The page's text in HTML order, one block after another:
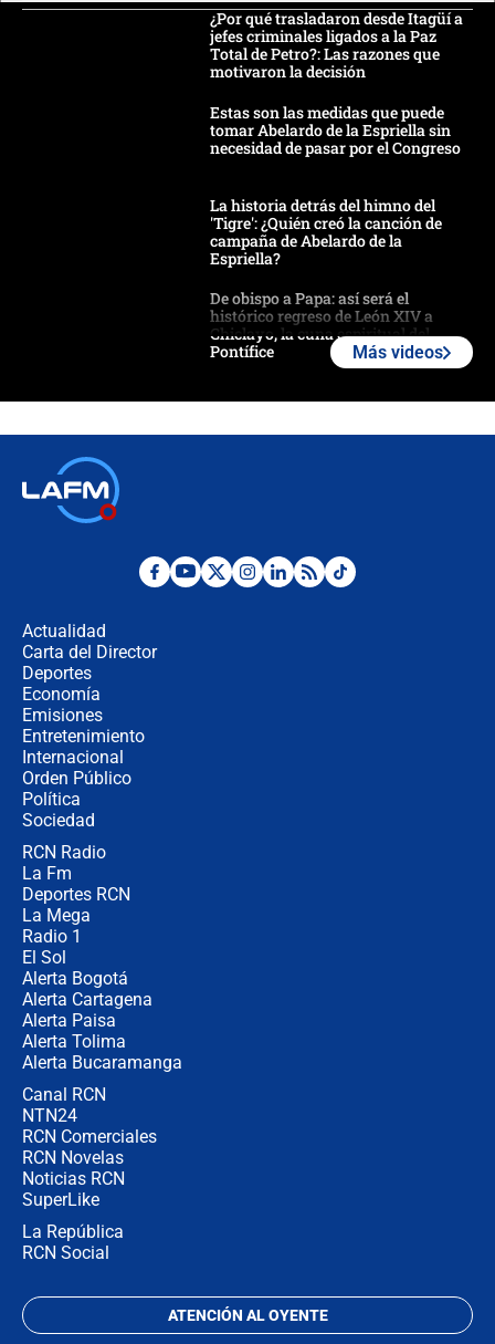
¿Por qué trasladaron desde Itagüí a
jefes criminales ligados a la Paz
Total de Petro?: Las razones que
motivaron la decisión
Estas son las medidas que puede
tomar Abelardo de la Espriella sin
necesidad de pasar por el Congreso
La historia detrás del himno del
'Tigre': ¿Quién creó la canción de
campaña de Abelardo de la
Espriella?
De obispo a Papa: así será el
histórico regreso de León XIV a
Chiclayo, la cuna espiritual del
Pontífice
¿La posesión de Abelardo De la
Más videos
Actualidad
Carta del Director
Deportes
Economía
Emisiones
Entretenimiento
Internacional
Orden Público
Política
Sociedad
RCN Radio
La Fm
Deportes RCN
La Mega
Radio 1
El Sol
Alerta Bogotá
Alerta Cartagena
Alerta Paisa
Alerta Tolima
Alerta Bucaramanga
Canal RCN
NTN24
RCN Comerciales
RCN Novelas
Noticias RCN
SuperLike
La República
RCN Social
ATENCIÓN AL OYENTE